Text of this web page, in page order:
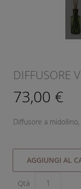
DIFFUSORE
73,00 €
Diffusore a
AGGIUNGI AL
Qtà